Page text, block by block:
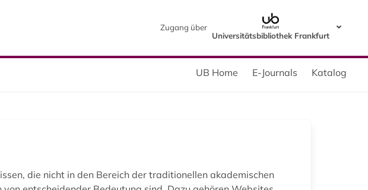
Zugang über
Universitätsbibliothek Frankfurt
UB Home E-Journals Katalog
die nicht in den Bereich der traditionellen akademischen